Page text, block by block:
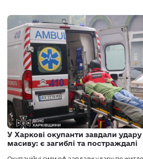
У Харкові окупанти завдали
масиву: є загиблі та постраждалі